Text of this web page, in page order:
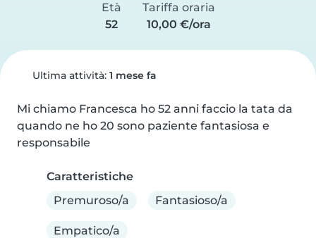
Età
52
Tariffa oraria
10,00 €/ora
Ultima attività: 1 mese fa
Mi chiamo Francesca ho 52 anni faccio la tata da
quando ne ho 20 sono paziente fantasiosa e
responsabile
Caratteristiche
Premuroso/a
Fantasioso/a
Empatico/a